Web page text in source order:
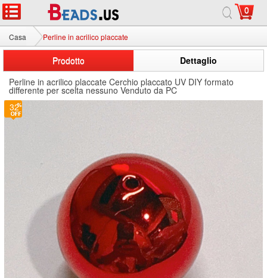
0
Casa Perline in acrilico placcate
Prodotto
Dettaglio
Perline in acrilico placcate Cerchio placcato UV DIY formato
differente per scelta nessuno Venduto da PC